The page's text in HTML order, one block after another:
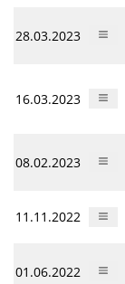
28.03.2023
16.03.2023
08.02.2023
11.11.2022
01.06.2022